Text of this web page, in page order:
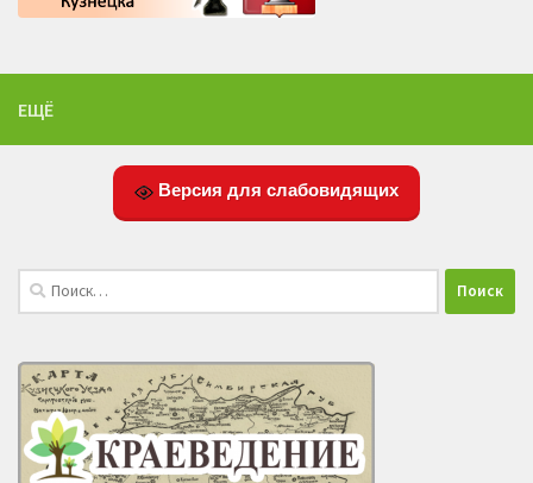
ЕЩЁ
Версия для слабовидящих
Найти: